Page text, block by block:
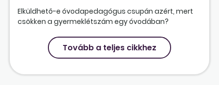
Elküldhető-e óvodapedagógus csupán azért, mert
csökken a gyermeklétszám egy óvodában?
Tovább a teljes cikkhez